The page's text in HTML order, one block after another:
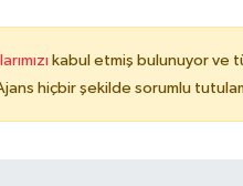
kabul etmiş bulunuyor ve
hiçbir şekilde sorumlu